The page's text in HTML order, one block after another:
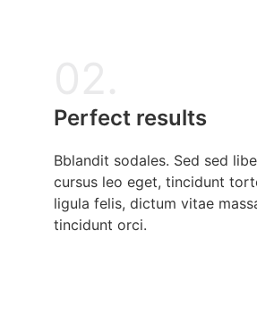
Perfect results
Bblandit sodales. Sed sed
cursus leo eget, tincidunt
ligula felis, dictum vitae
tincidunt orci.